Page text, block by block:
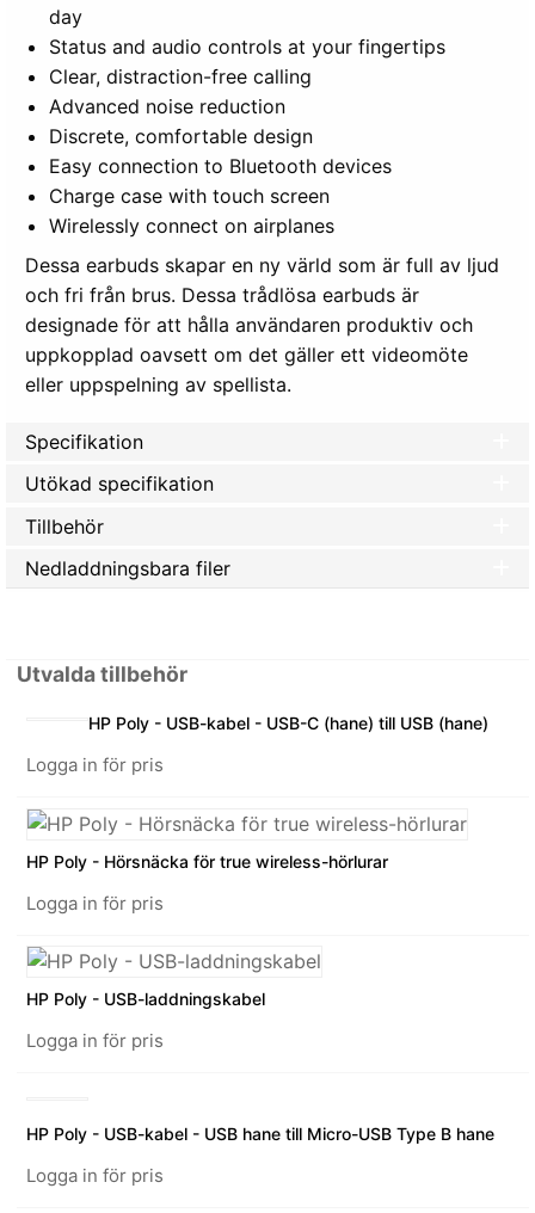
day
Status and audio controls at your fingertips
Clear, distraction-free calling
Advanced noise reduction
Discrete, comfortable design
Easy connection to Bluetooth devices
Charge case with touch screen
Wirelessly connect on airplanes
Dessa earbuds skapar en ny värld som är full av ljud
och fri från brus. Dessa trådlösa earbuds är
designade för att hålla användaren produktiv och
uppkopplad oavsett om det gäller ett videomöte
eller uppspelning av spellista.
Specifikation
Utökad specifikation
Tillbehör
Nedladdningsbara filer
Utvalda tillbehör
HP Poly - USB-kabel - USB-C (hane) till USB (hane)
Logga in för pris
HP Poly - Hörsnäcka för true wireless-hörlurar
Logga in för pris
HP Poly - USB-laddningskabel
Logga in för pris
HP Poly - USB-kabel - USB hane till Micro-USB Type B hane
Logga in för pris